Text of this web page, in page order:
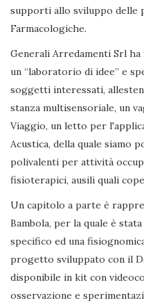
supporti allo sviluppo delle
Farmacologiche.
Generali Arredamenti Srl
un “laboratorio di idee” e
soggetti interessati,
stanza multisensoriale, un
Viaggio, un letto per
Acustica, della quale siamo
polivalenti per attività
fisioterapici, ausili quali
Un capitolo a parte è
Bambola, per la quale è
specifico ed una
progetto sviluppato con il
disponibile in kit con
osservazione e